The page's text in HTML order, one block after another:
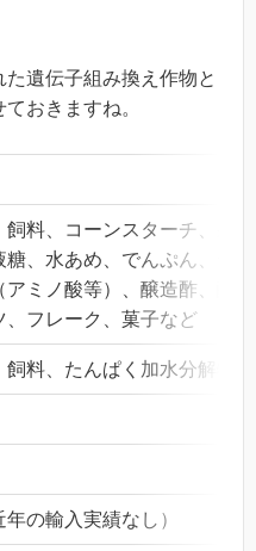
遺伝子組み換え作物と
おきますね。
飼料、コーンスターチ、果
糖、水あめ、でんぷん、デ
アミノ酸等）、醸造酢、醸
、フレーク、菓子など
飼料、たんぱく加水分解物
の輸入実績なし）